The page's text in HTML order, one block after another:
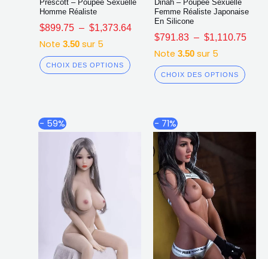
Prescott – Poupée Sexuelle
Homme Réaliste
$899.75 – $1,373.64
Note 3.50sur 5
CHOIX DES OPTIONS
Dinah – Poupée Sexuelle
Femme Réaliste Japonaise
En Silicone
$791.83 – $1,110.75
Note 3.50sur 5
CHOIX DES OPTIONS
- 59%
$459.34
$534.56
produit
plusieurs
variations.
- 71%
de
être